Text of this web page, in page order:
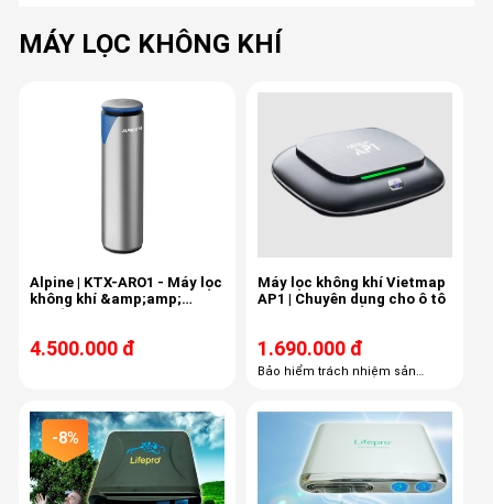
MÁY LỌC KHÔNG KHÍ
Alpine | KTX-ARO1 - Máy lọc
không khí &amp;amp;
4.500.000 đ
Máy lọc không khí Vietmap
AP1 | Chuyên dụng cho ô tô
1.690.000 đ
Bảo hiểm trách nhiệm sản
phí lắp đặt
-8%